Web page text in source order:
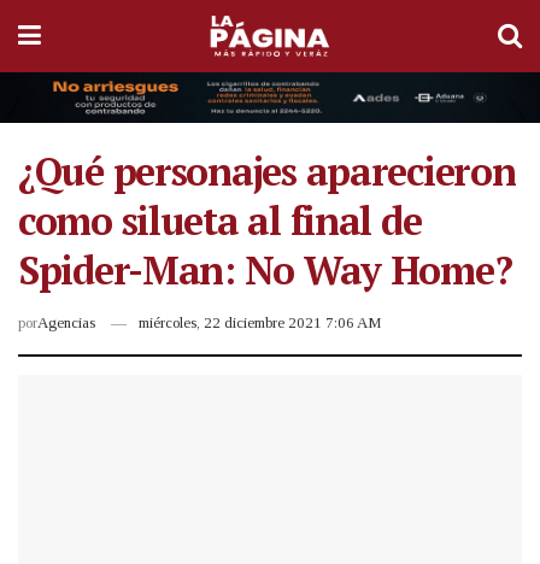
¿Qué personajes aparecieron
como silueta al final de
Spider-Man: No Way Home?
porAgencias miércoles, 22 diciembre 2021 7:06 AM